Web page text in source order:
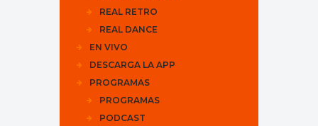
REAL RETRO
REAL DANCE
EN VIVO
DESCARGA LA APP
PROGRAMAS
PROGRAMAS
PODCAST